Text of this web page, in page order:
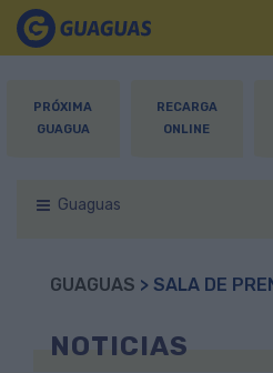
PRÓXIMA
GUAGUA
RECARGA
ONLINE
Guaguas
GUAGUAS > SALA DE
NOTICIAS